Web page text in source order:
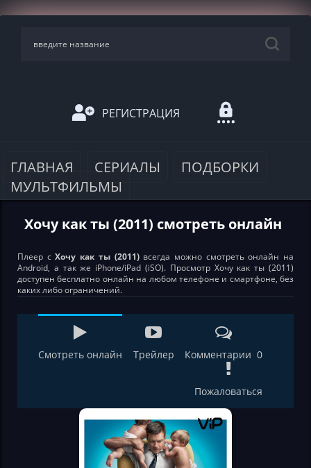
РЕГИСТРАЦИЯ
ГЛАВНАЯ СЕРИАЛЫ
ПОДБОРКИ
МУЛЬТФИЛЬМЫ
Хочу как ты (2011) смотреть онлайн
Плеер сХочу как ты (2011)всегда можно смотреть онлайн на
Android, а так же iPhone/iPad (iSO). Просмотр Хочу как ты (2011)
доступен бесплатно онлайн на любом телефоне и смартфоне, без
каких либо ограничений.
Смотреть онлайн Трейлер Комментарии 0
Пожаловаться